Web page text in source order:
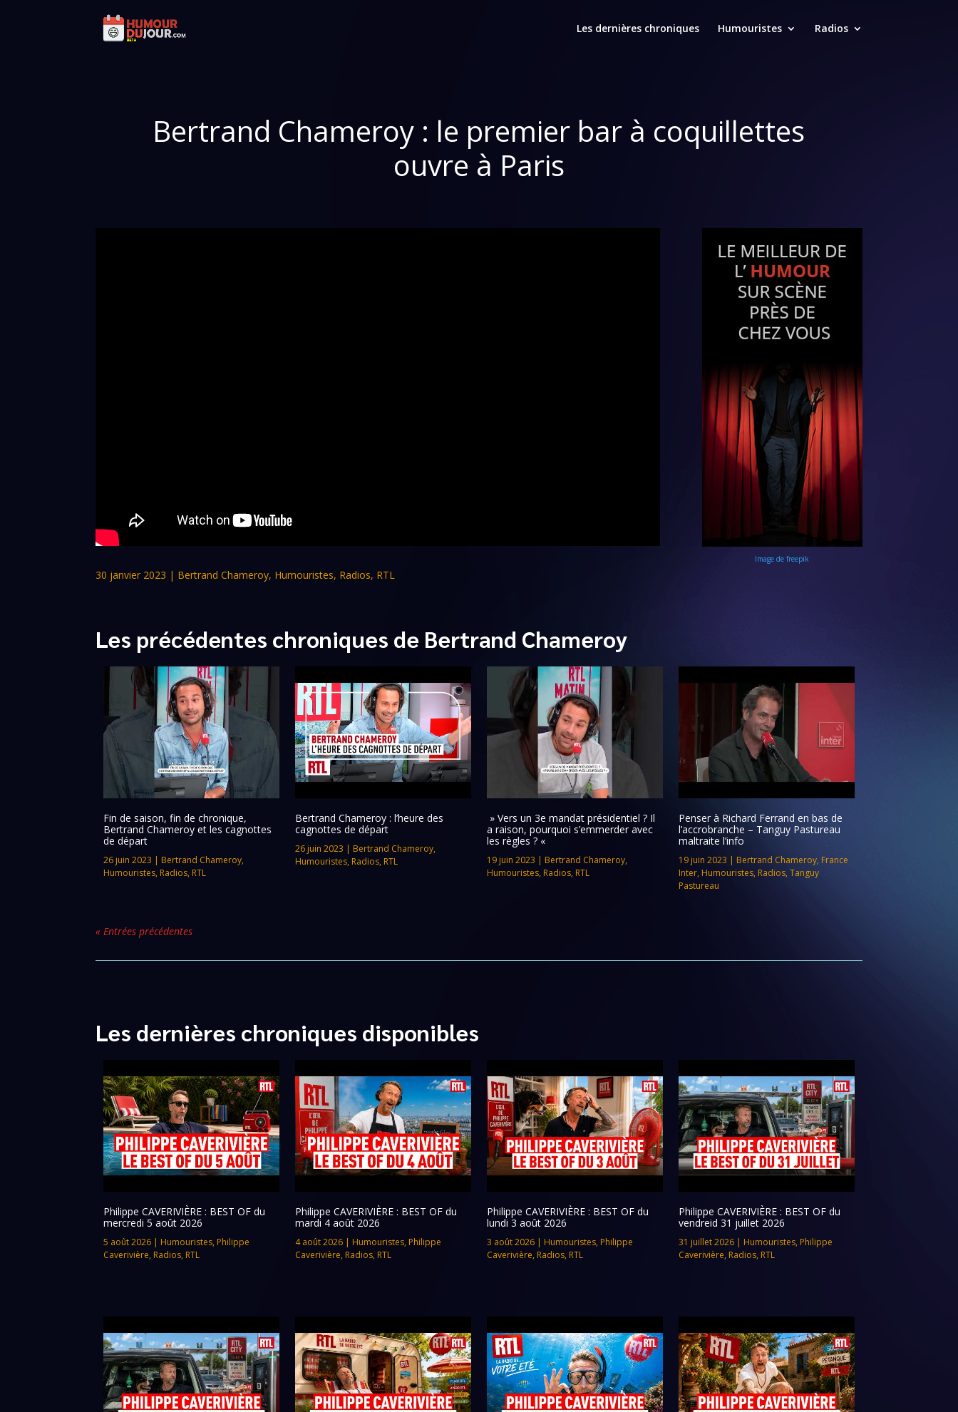
Les dernières chroniques Humouristes Radios
Bertrand Chameroy : le premier bar à coquillettes
ouvre à Paris
30 janvier 2023 | Bertrand Chameroy, Humouristes, Radios, RTL
Image de freepik
Les précédentes chroniques de Bertrand Chameroy
Fin de saison, fin de chronique,
Bertrand Chameroy et les cagnottes
de départ
26 juin 2023 | Bertrand Chameroy,
Humouristes, Radios, RTL
Bertrand Chameroy : l’heure des
cagnottes de départ
26 juin 2023 | Bertrand Chameroy,
Humouristes, Radios, RTL
» Vers un 3e mandat présidentiel ? Il
a raison, pourquoi s’emmerder avec
les règles ? «
19 juin 2023 | Bertrand Chameroy,
Humouristes, Radios, RTL
Penser à Richard Ferrand en bas de
l’accrobranche – Tanguy Pastureau
maltraite l’info
19 juin 2023 | Bertrand Chameroy, France
Inter, Humouristes, Radios, Tanguy
Pastureau
« Entrées précédentes
Les dernières chroniques disponibles
Philippe CAVERIVIÈRE : BEST OF du
mercredi 5 août 2026
5 août 2026 | Humouristes, Philippe
Caverivière, Radios, RTL
Philippe CAVERIVIÈRE : BEST OF du
mardi 4 août 2026
4 août 2026| Humouristes, Philippe
Caverivière, Radios, RTL
Philippe CAVERIVIÈRE : BEST OF du
lundi 3 août 2026
3 août 2026| Humouristes, Philippe
Caverivière, Radios, RTL
Philippe CAVERIVIÈRE : BEST OF du
vendreid 31 juillet 2026
31 juillet 2026| Humouristes, Philippe
Caverivière, Radios, RTL